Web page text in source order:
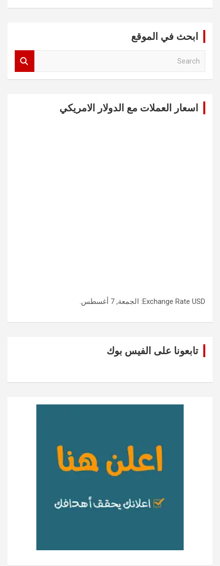
ابحث في الموقع
اسعار العملات مع الدولار الامريكي
Exchange Rate USD : الجمعة, 7 أغسطس.
تابعونا على الفيس بوك